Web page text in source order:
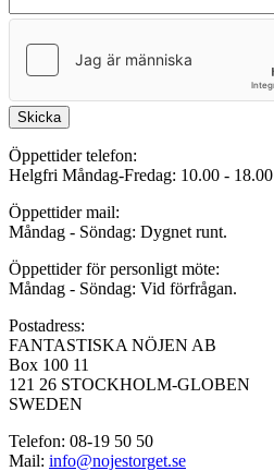
Skicka
Öppettider telefon:
Helgfri Måndag-Fredag: 10.00 - 18.00
Öppettider mail:
Måndag - Söndag: Dygnet runt.
Öppettider för personligt möte:
Måndag - Söndag: Vid förfrågan.
Postadress:
FANTASTISKA NÖJEN AB
Box 100 11
121 26 STOCKHOLM-GLOBEN
SWEDEN
Telefon: 08-19 50 50
Mail: info@nojestorget.se